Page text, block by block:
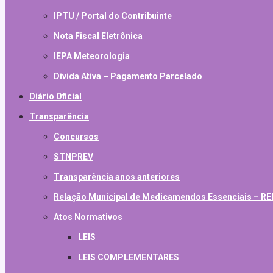
IPTU / Portal do Contribuinte
Nota Fiscal Eletrônica
IEPA Meteorologia
Divida Ativa – Pagamento Parcelado
Diário Oficial
Transparência
Concursos
STNPREV
Transparência anos anteriores
Relação Municipal de Medicamendos Essenciais –
Atos Normativos
LEIS
LEIS COMPLEMENTARES